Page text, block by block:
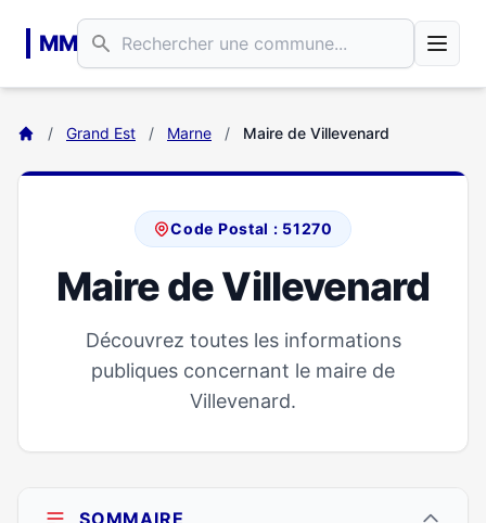
MM
/ Grand Est / Marne / Maire de Villevenard
Code Postal : 51270
Maire de Villevenard
Découvrez toutes les informations
publiques concernant le maire de
Villevenard.
SOMMAIRE